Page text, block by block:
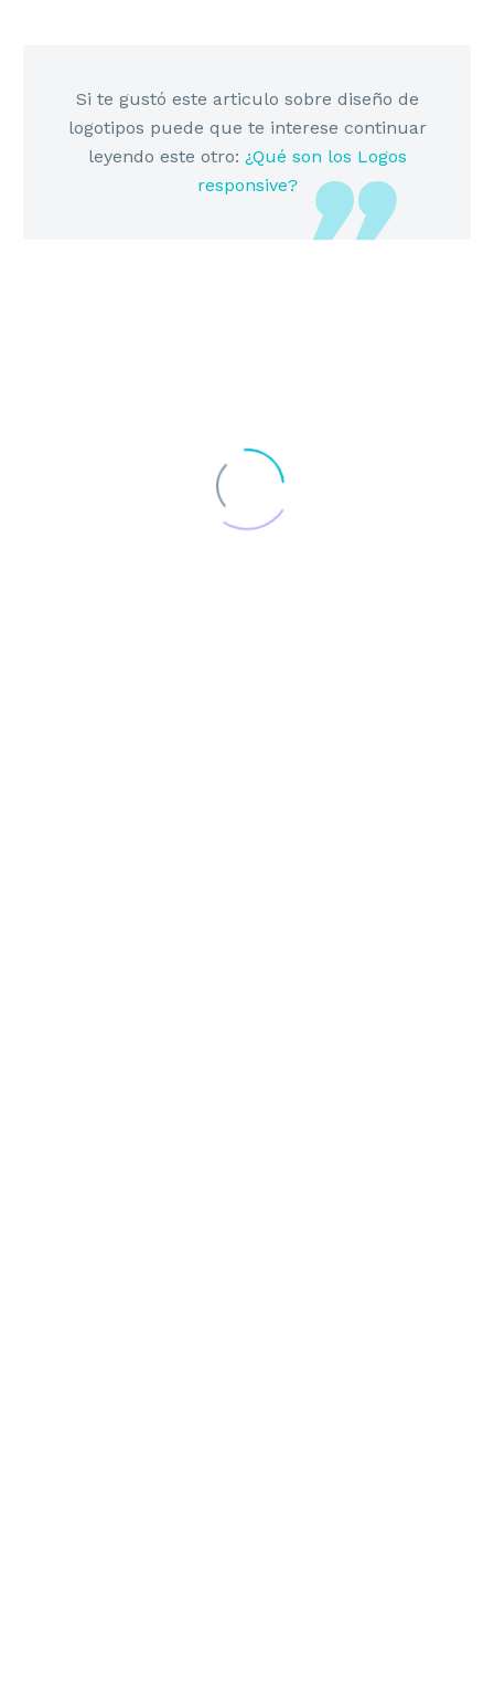
Si te gustó este articulo sobre diseño de
logotipos puede que te interese continuar
leyendo este otro: ¿Qué son los Logos
responsive?